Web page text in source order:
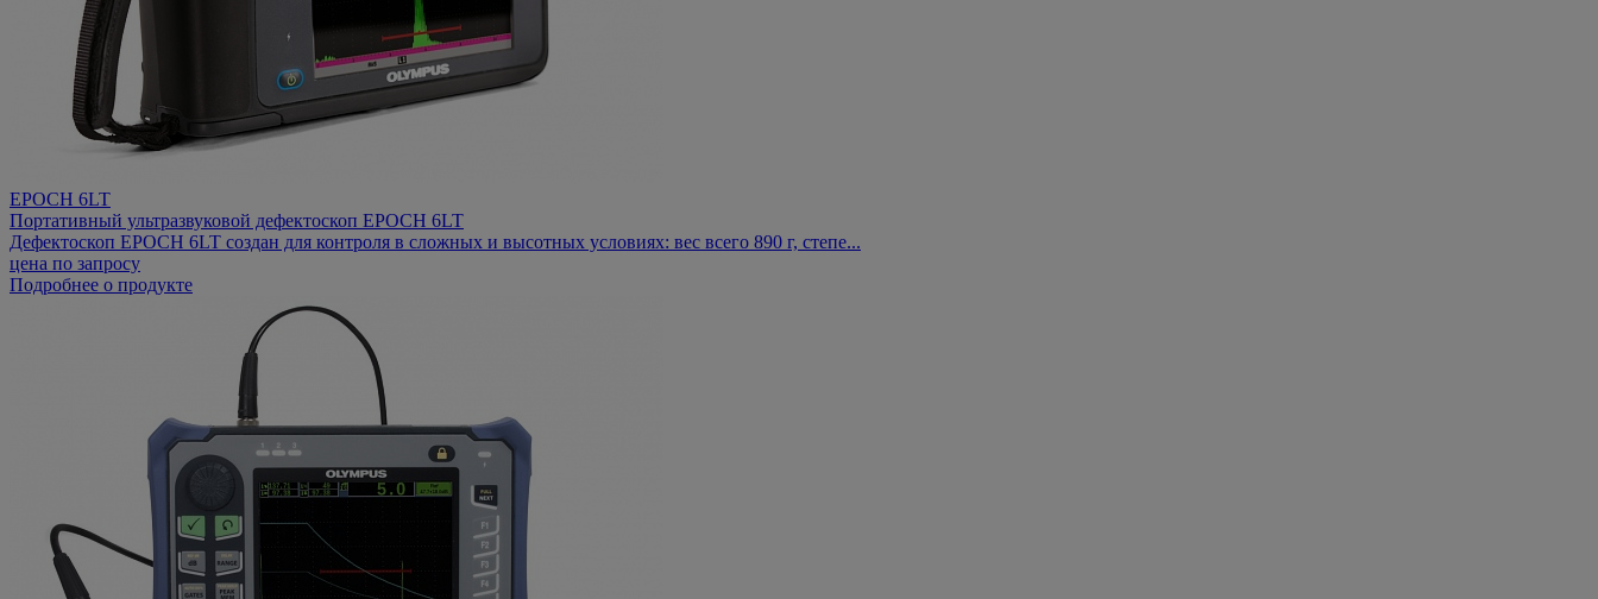
EPOCH 6LT
Портативный ультразвуковой дефектоскоп EPOCH 6LT
Дефектоскоп EPOCH 6LT создан для контроля в сложных и высотных условиях: вес всего 890 г, степе...
цена по запросу
Подробнее о продукте